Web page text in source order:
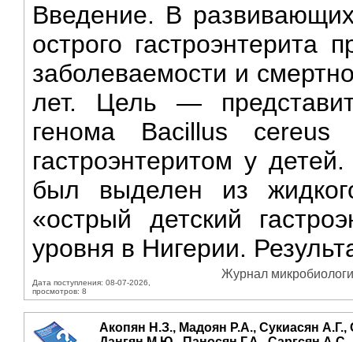
Введение. B
острого гастроэнтерита
заболеваемости и
лет. Цель —
генома Bacillus cereus
гастроэнтеритом у
был выделен из
«острый детский
уровня в Нигерии.
Дата поступления: 08-07-2026,
просмотров: 8
Журнал
Акопян Н.З., Мадоян Р.А., Сукиасян